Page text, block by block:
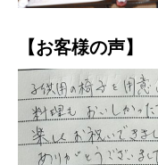
【お客様の声】